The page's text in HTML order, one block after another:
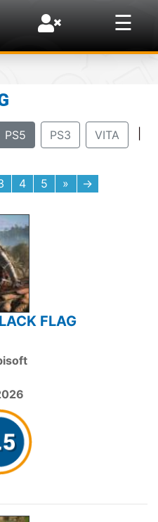
☰
×
PS5 PS3 VITA
4 5 » →
FLAG